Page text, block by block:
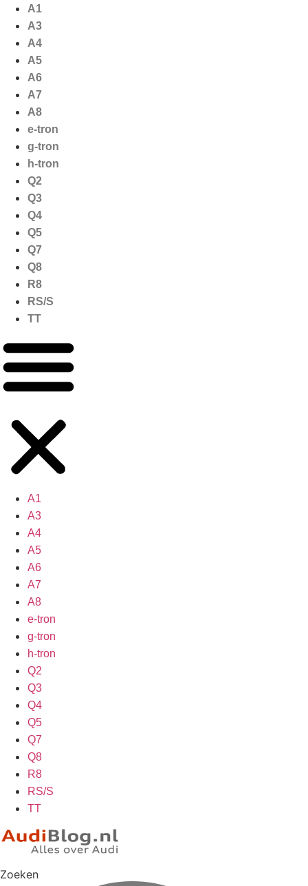
naar
inhoud
A1
A3
A4
A5
A6
A7
A8
e-tron
g-tron
h-tron
Q2
Q3
Q4
Q5
Q7
Q8
R8
RS/S
TT
A1
A3
A4
A5
A6
A7
A8
e-tron
g-tron
h-tron
Q2
Q3
Q4
Q5
Q7
Q8
R8
RS/S
TT
Zoeken